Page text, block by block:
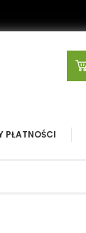
PŁATNOŚCI